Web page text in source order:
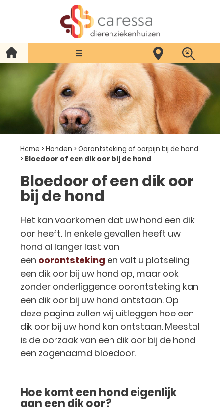
Home > Honden > Oorontsteking of oorpijn bij de hond
> Bloedoor of een dik oor bij de hond
Bloedoor of een dik oor
bij de hond
Het kan voorkomen dat uw hond een dik
oor heeft. In enkele gevallen heeft uw
hond al langer last van
een oorontsteking en valt u plotseling
een dik oor bij uw hond op, maar ook
zonder onderliggende oorontsteking kan
een dik oor bij uw hond ontstaan. Op
deze pagina zullen wij uitleggen hoe een
dik oor bij uw hond kan ontstaan. Meestal
is de oorzaak van een dik oor bij de hond
een zogenaamd bloedoor.
Hoe komt een hond eigenlijk
aan een dik oor?